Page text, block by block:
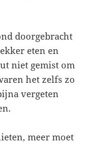
doorgebracht
eten en
niet gemist om
het zelfs zo
vergeten
meer moet